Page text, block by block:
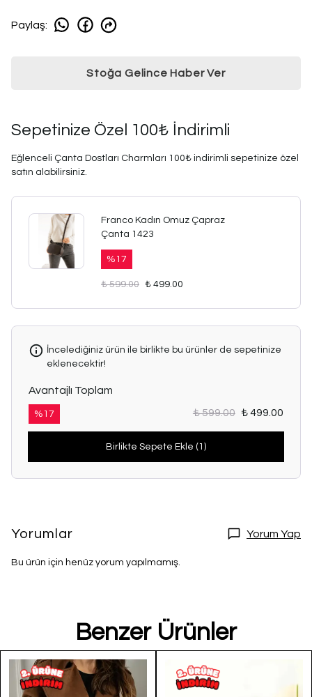
Paylaş:
Stoğa Gelince Haber Ver
Sepetinize Özel 100₺ İndirimli
Eğlenceli Çanta Dostları Charmları 100₺ indirimli sepetinize özel
satın alabilirsiniz.
Franco Kadın Omuz Çapraz
Çanta 1423
% 17
₺ 599.00 ₺ 499.00
İncelediğiniz ürün ile birlikte bu ürünler de sepetinize
eklenecektir!
Avantajlı Toplam
% 17 ₺ 599.00 ₺ 499.00
Birlikte Sepete Ekle (1)
Yorumlar Yorum Yap
Bu ürün için henüz yorum yapılmamış.
Benzer Ürünler